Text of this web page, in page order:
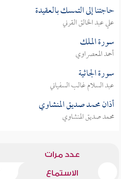
حاجتنا إلى التمسك بالعقيدة
علي عبد الخالق القرني
سورة الملك
أحمد المعصراوي
سورة الجاثية
عبد السلام غالب السفياني
أذان محمد صديق المنشاوي
محمد صديق المنشاوي
عدد مرات
الاستماع